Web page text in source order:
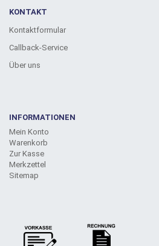
KONTAKT
Kontaktformular
Callback-Service
Über uns
INFORMATIONEN
Mein Konto
Warenkorb
Zur Kasse
Merkzettel
Sitemap